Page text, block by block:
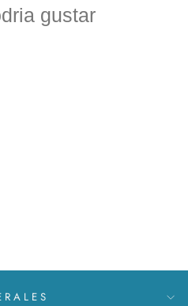
gustar